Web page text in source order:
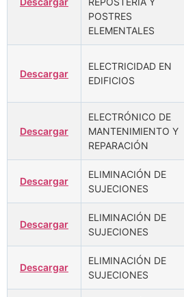
POSTRES
ELEMENTALES
Descargar
ELECTRICIDAD EN
EDIFICIOS
Descargar
ELECTRÓNICO DE
MANTENIMIENTO Y
REPARACIÓN
Descargar
ELIMINACIÓN DE
SUJECIONES
Descargar
ELIMINACIÓN DE
SUJECIONES
Descargar
ELIMINACIÓN DE
SUJECIONES